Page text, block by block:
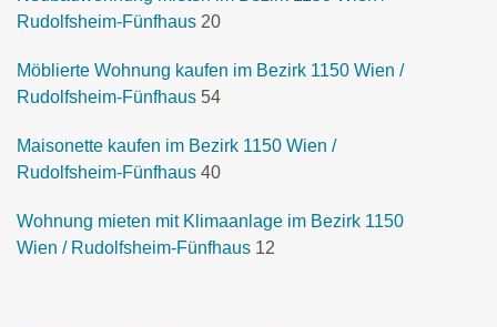
Rudolfsheim-Fünfhaus 20
Möblierte Wohnung kaufen im Bezirk 1150 Wien /
Rudolfsheim-Fünfhaus 54
Maisonette kaufen im Bezirk 1150 Wien /
Rudolfsheim-Fünfhaus 40
Wohnung mieten mit Klimaanlage im Bezirk 1150
Wien / Rudolfsheim-Fünfhaus 12